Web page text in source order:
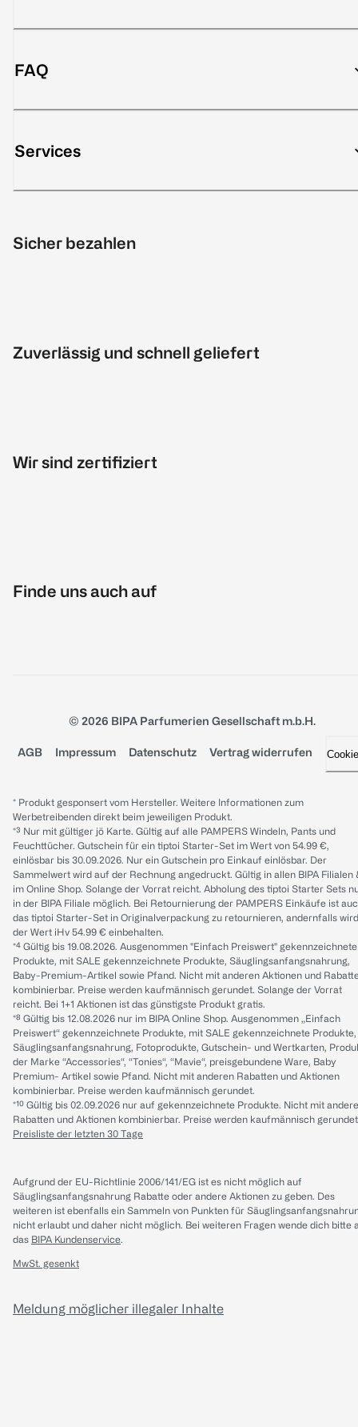
FAQ
Services
Sicher bezahlen
Zuverlässig und schnell geliefert
Wir sind zertifiziert
Finde uns auch auf
© 2026 BIPA Parfumerien Gesellschaft m.b.H.
AGB Impressum Datenschutz Vertrag widerrufen
* Produkt gesponsert vom Hersteller. Weitere Informationen zum
Werbetreibenden direkt beim jeweiligen Produkt.
*³ Nur mit gültiger jö Karte. Gültig auf alle PAMPERS Windeln, Pants und
Feuchttücher. Gutschein für ein tiptoi Starter-Set im Wert von 54.99 €,
einlösbar bis 30.09.2026. Nur ein Gutschein pro Einkauf einlösbar. Der
Sammelwert wird auf der Rechnung angedruckt. Gültig in allen BIPA Filialen
im Online Shop. Solange der Vorrat reicht. Abholung des tiptoi Starter Sets
in der BIPA Filiale möglich. Bei Retournierung der PAMPERS Einkäufe ist
das tiptoi Starter-Set in Originalverpackung zu retournieren, andernfalls wird
der Wert iHv 54.99 € einbehalten.
*⁴ Gültig bis 19.08.2026. Ausgenommen "Einfach Preiswert" gekennzeichnete
Produkte, mit SALE gekennzeichnete Produkte, Säuglingsanfangsnahrung,
Baby-Premium-Artikel sowie Pfand. Nicht mit anderen Aktionen und
kombinierbar. Preise werden kaufmännisch gerundet. Solange der Vorrat
reicht. Bei 1+1 Aktionen ist das günstigste Produkt gratis.
*⁸ Gültig bis 12.08.2026 nur im BIPA Online Shop. Ausgenommen „Einfach
Preiswert“ gekennzeichnete Produkte, mit SALE gekennzeichnete Produkte,
Säuglingsanfangsnahrung, Fotoprodukte, Gutschein- und Wertkarten,
der Marke “Accessories“, “Tonies“, “Mavie“, preisgebundene Ware, Baby
Premium- Artikel sowie Pfand. Nicht mit anderen Rabatten und Aktionen
kombinierbar. Preise werden kaufmännisch gerundet.
*¹⁰ Gültig bis 02.09.2026 nur auf gekennzeichnete Produkte. Nicht mit
Rabatten und Aktionen kombinierbar. Preise werden kaufmännisch
Preisliste der letzten 30 Tage
Aufgrund der EU-Richtlinie 2006/141/EG ist es nicht möglich auf
Säuglingsanfangsnahrung Rabatte oder andere Aktionen zu geben. Des
weiteren ist ebenfalls ein Sammeln von Punkten für
nicht erlaubt und daher nicht möglich. Bei weiteren Fragen wende dich bitte
das BIPA Kundenservice.
MwSt. gesenkt
Meldung möglicher illegaler Inhalte